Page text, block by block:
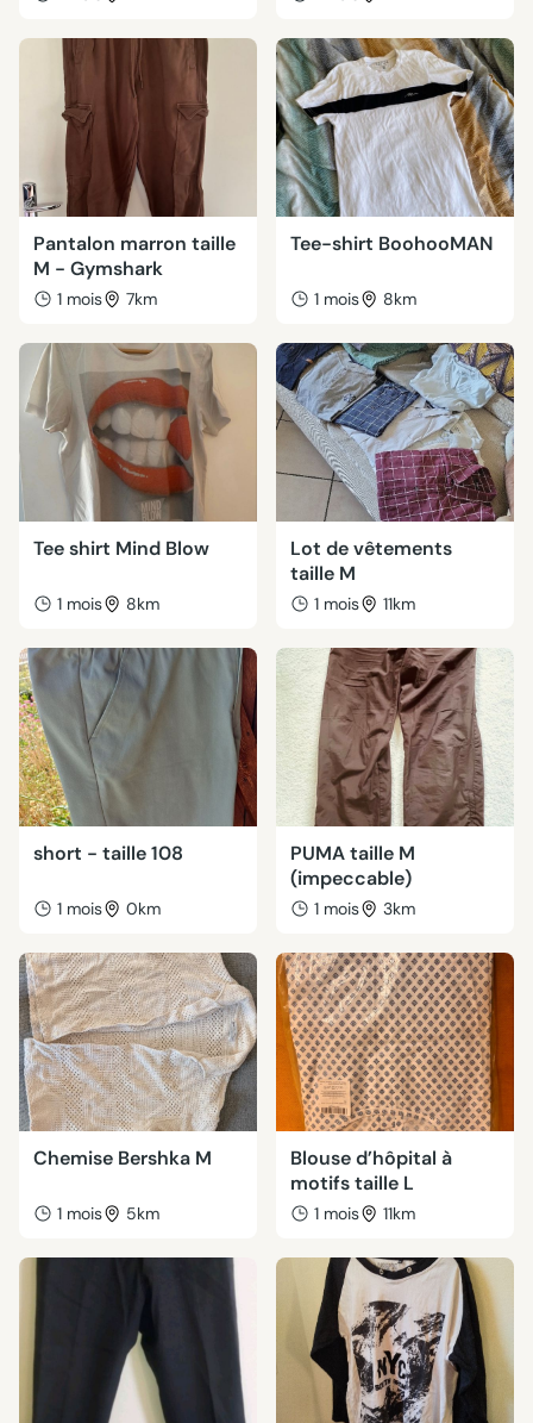
Pantalon marron taille
M - Gymshark
1 mois 7km
Tee-shirt BoohooMAN
1 mois 8km
Tee shirt Mind Blow
1 mois 8km
Lot de vêtements
taille M
1 mois 11km
short - taille 108
1 mois 0km
PUMA taille M
(impeccable)
1 mois 3km
Chemise Bershka M
1 mois 5km
Blouse d’hôpital à
motifs taille L
1 mois 11km